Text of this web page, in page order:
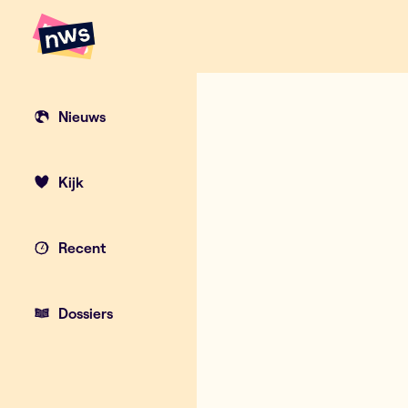
Nieuws
Kijk
Recent
Dossiers
Tieners